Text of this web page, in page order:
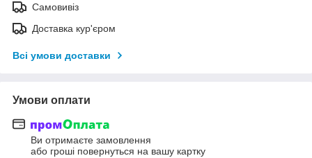
Самовивіз
Доставка кур'єром
Всі умови доставки
Умови оплати
Ви отримаєте замовлення
або гроші повернуться на вашу картку